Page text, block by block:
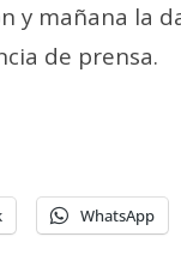
y mañana la
de prensa.
WhatsApp